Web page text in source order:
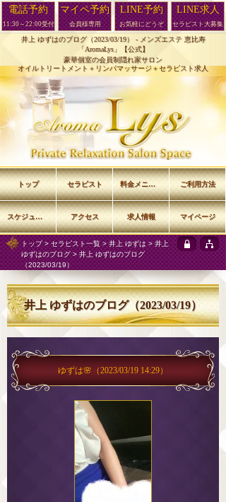
井上 ゆずはのブログ（2023/03/19） - メンズエステ 恵比寿
「AromaLys」【公式】
豪華個室の会員制隠れ家サロン
オイルトリートメント＋リンパマッサージ＋セラピスト求人
トップ> セラピスト一覧 >井上 ゆずは > 井上
ゆずはのブログ > 井上 ゆずはのブログ
（2023/03/19）
井上 ゆずはのブログ（2023/03/19）
ゆずは🌸 （2023/03/19 14:29）
トップ セラピスト 料金メニュー ご利用方法
スケジュール アクセス 求人情報 マイページ
電話予約
11:30～22:00受付
マイペ予約
会員様専用
LINE予約
お気軽にどうぞ
LINE求人
セラピスト大募集